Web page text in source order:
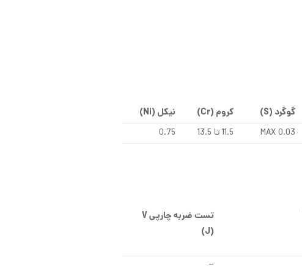
گوگرد (S
) کروم (Cr
) نیکل (Ni
)
MAX 0.03 11.5 تا 13.5 0.75
تست ضربه چارپیV
(
J
)
–